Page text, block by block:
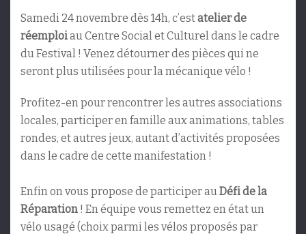
Samedi 24 novembre dès 14h, c’estatelier de
réemploiau Centre Social et Culturel dans le cadre
du Festival ! Venez détourner des pièces qui ne
seront plus utilisées pour la mécanique vélo !
Profitez-en pour rencontrer les autres associations
locales, participer en famille aux animations, tables
rondes, et autres jeux, autant d’activités proposées
dans le cadre de cette manifestation !
Enfin on vous propose de participer auDéfi de la
Réparation ! En équipe vous remettez en état un
vélo usagé (choix parmi les vélos proposés par